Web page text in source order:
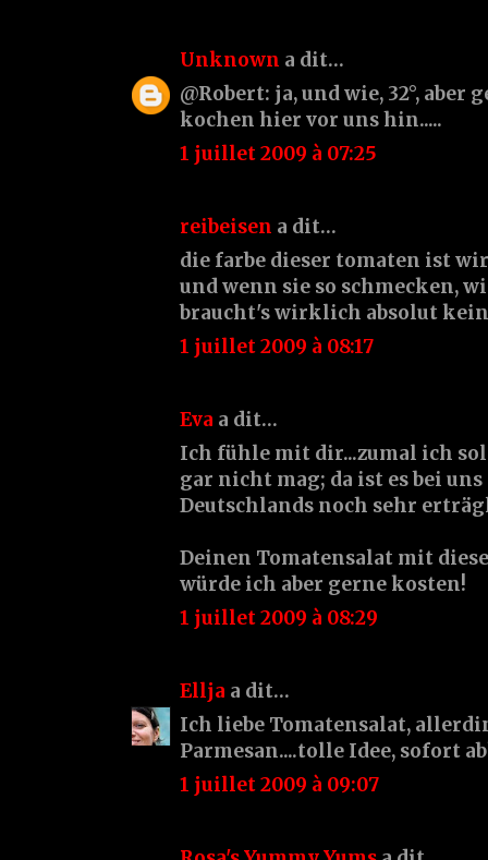
Unknown a dit…
@Robert: ja, und wie, 32°, aber
kochen hier vor uns hin.....
1 juillet 2009 à 07:25
reibeisen a dit…
die farbe dieser tomaten ist
und wenn sie so schmecken,
braucht's wirklich absolut
1 juillet 2009 à 08:17
Eva a dit…
Ich fühle mit dir...zumal ich
gar nicht mag; da ist es bei
Deutschlands noch sehr
Deinen Tomatensalat mit
würde ich aber gerne kosten!
1 juillet 2009 à 08:29
Ellja a dit…
Ich liebe Tomatensalat,
Parmesan....tolle Idee, sofort
1 juillet 2009 à 09:07